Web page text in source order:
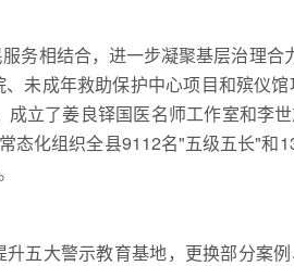
相结合，进一步凝聚基层治理合
未成年救助保护中心项目和殡仪
立了姜良铎国医名师工作室和李
化组织全县9112名"五级五长"和
大警示教育基地，更换部分案